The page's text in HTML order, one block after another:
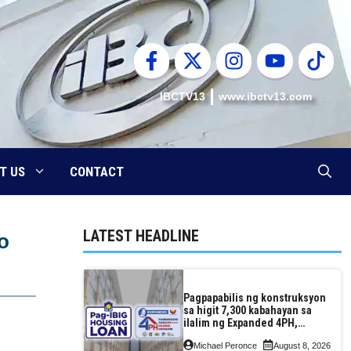
IBCTV13 www.ibctv13.com
US CONTACT
LATEST HEADLINE
Pagpapabilis ng konstruksyon
sa higit 7,300 kabahayan sa
ilalim ng Expanded 4PH,
ng Pag-IBIG at P.A. Alvarez
Michael Peronce August 8, 2026